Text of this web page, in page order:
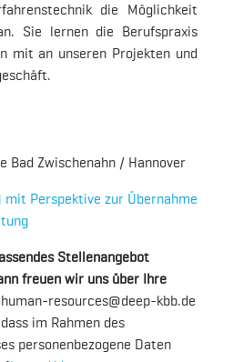
die Möglichkeit
Sie lernen die Berufspraxis
mit an unseren Projekten und
Bad Zwischenahn / Hannover
Perspektive zur Übernahme
Stellenangebot
freuen wir uns über Ihre
human-resources@deep-kbb.de
im Rahmen des
personenbezogene Daten